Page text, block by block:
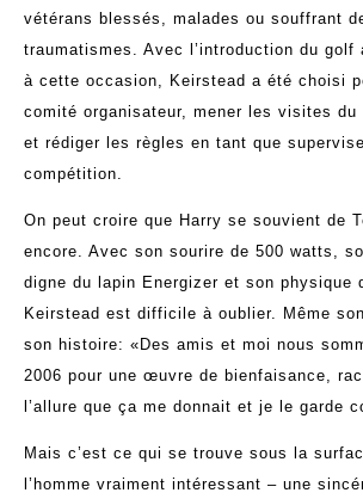
vétérans blessés, malades ou souffrant
traumatismes. Avec l’introduction du golf
à cette occasion, Keirstead a été choisi
comité organisateur, mener les visites du
et rédiger les règles en tant que
compétition.
On peut croire que Harry se souvient de
encore. Avec son sourire de 500 watts,
digne du lapin Energizer et son physique
Keirstead est difficile à oublier. Même
son histoire: «Des amis et moi nous
2006 pour une œuvre de bienfaisance,
l’allure que ça me donnait et je le garde
Mais c’est ce qui se trouve sous la
l’homme vraiment intéressant – une